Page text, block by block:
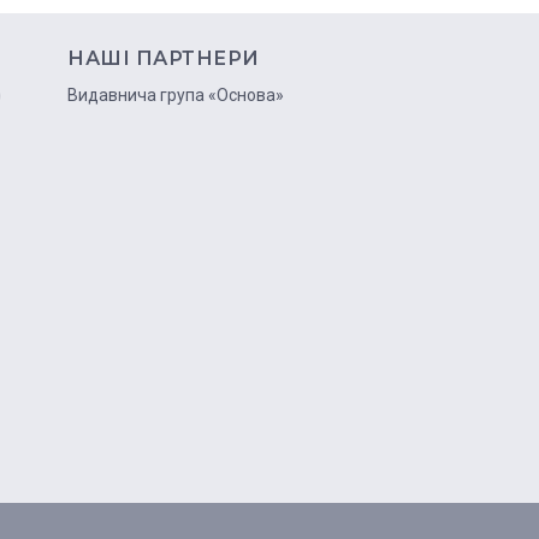
НАШІ ПАРТНЕРИ
Видавнича група «Основа»